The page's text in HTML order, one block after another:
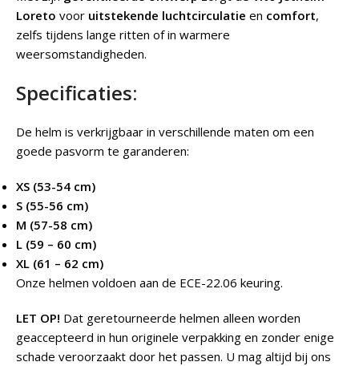
Loreto voor uitstekende luchtcirculatie en comfort,
zelfs tijdens lange ritten of in warmere
weersomstandigheden.
Specificaties:
De helm is verkrijgbaar in verschillende maten om een
goede pasvorm te garanderen:
XS (53-54 cm)
S (55-56 cm)
M (57-58 cm)
L (59 – 60 cm)
XL (61 – 62 cm)
Onze helmen voldoen aan de ECE-22.06 keuring.
LET OP! Dat geretourneerde helmen alleen worden
geaccepteerd in hun originele verpakking en zonder enige
schade veroorzaakt door het passen. U mag altijd bij ons